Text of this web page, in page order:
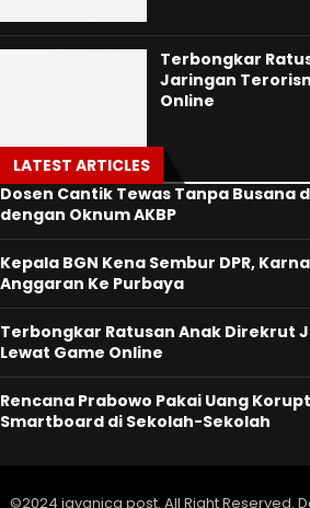
Terbongkar
Jaringan
Online
LATEST ARTICLES
Dosen Cantik Tewas Tanpa Busana
dengan Oknum AKBP
Kepala BGN Kena Sembur DPR,
Anggaran Ke Purbaya
Terbongkar Ratusan Anak Direkrut
Lewat Game Online
Rencana Prabowo Pakai Uang
Smartboard di Sekolah-Sekolah
©2024 javanica post. All Right Reserved.